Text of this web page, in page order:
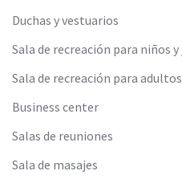
Duchas y vestuarios
Sala de recreación para niños y
Sala de recreación para adultos
Business center
Salas de reuniones
Sala de masajes